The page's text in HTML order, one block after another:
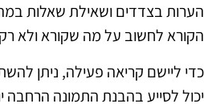
הערות בצדדים ושאילת שאלות
הקורא לחשוב על מה שקורא ולא
כדי ליישם קריאה פעילה, ניתן
יכול לסייע בהבנת התמונה הרחבה